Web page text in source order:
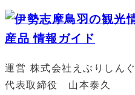
運営 株式会社えぶりしんぐ
代表取締役 山本泰久